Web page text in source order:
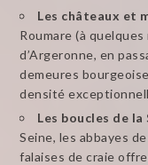
Les châteaux et
Roumare (à
d’Argeronne, en
demeures
densité
Les boucles de la
Seine, les abbayes
falaises de craie